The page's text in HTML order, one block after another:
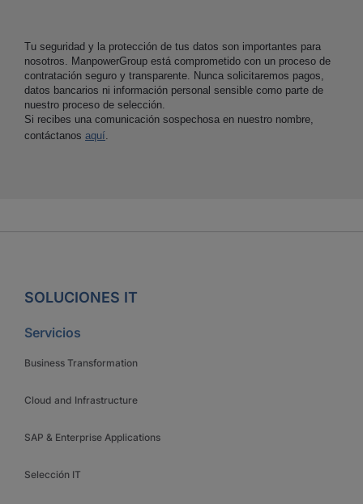
Tu seguridad y la protección de tus datos son importantes para
nosotros. ManpowerGroup está comprometido con un proceso de
contratación seguro y transparente. Nunca solicitaremos pagos,
datos bancarios ni información personal sensible como parte de
nuestro proceso de selección.
Si recibes una comunicación sospechosa en nuestro nombre,
contáctanos aquí.
SOLUCIONES IT
Servicios
Business Transformation
Cloud and Infrastructure
SAP & Enterprise Applications
Selección IT